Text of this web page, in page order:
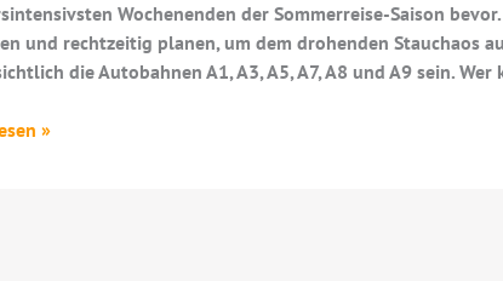
Wochenenden der Sommerreise-Saison
und rechtzeitig planen, um dem drohenden Stauchaos
die Autobahnen A1, A3, A5, A7, A8 und A9 sein.
»